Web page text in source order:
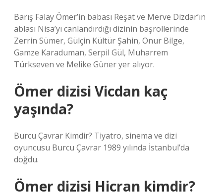
Barış Falay Ömer’in babası Reşat ve Merve Dizdar’ın
ablası Nisa’yı canlandırdığı dizinin başrollerinde
Zerrin Sümer, Gülçin Kültür Şahin, Onur Bilge,
Gamze Karaduman, Serpil Gül, Muharrem
Türkseven ve Melike Güner yer alıyor.
Ömer dizisi Vicdan kaç
yaşında?
Burcu Çavrar Kimdir? Tiyatro, sinema ve dizi
oyuncusu Burcu Çavrar 1989 yılında İstanbul’da
doğdu.
Ömer dizisi Hicran kimdir?